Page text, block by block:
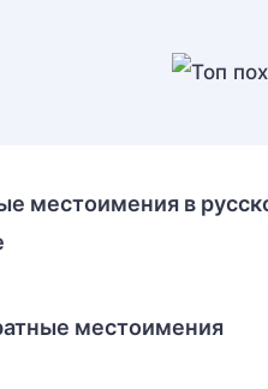
местоимения в
местоимения